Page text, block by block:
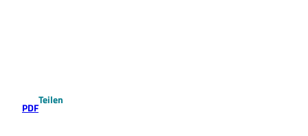
PDF
Teilen